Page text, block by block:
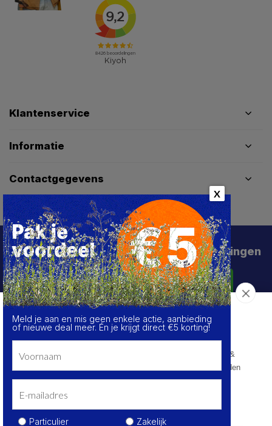
Klantenservice
Informatie
Contactgegevens
Schrijf je in voor de beste deals en kortingen
Abonneer
Privacy Policy Algemene voorwaarden Sitemap
X
Meld je aan en mis geen enkele actie, aanbieding
of nieuwe deal meer. Én je krijgt direct €5 korting!
Particulier Zakelijk
Over de cookies op deze website
We maken gebruik van cookies om gegevens m.b.t. de
prestaties en het gebruik van deze website te verzamelen &
analyseren, om sociale netwerkfunctionaliteiten aan te bieden
en onze content & advertenties te verbeteren en
personaliseren.
Kom meer te weten